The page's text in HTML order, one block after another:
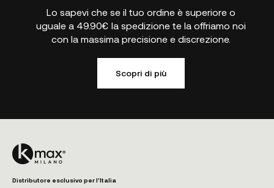
Lo sapevi che se il tuo ordine è superiore o
uguale a 49.90€ la spedizione te la offriamo noi
con la massima precisione e discrezione.
Scopri di più
Distributore esclusivo per l'Italia